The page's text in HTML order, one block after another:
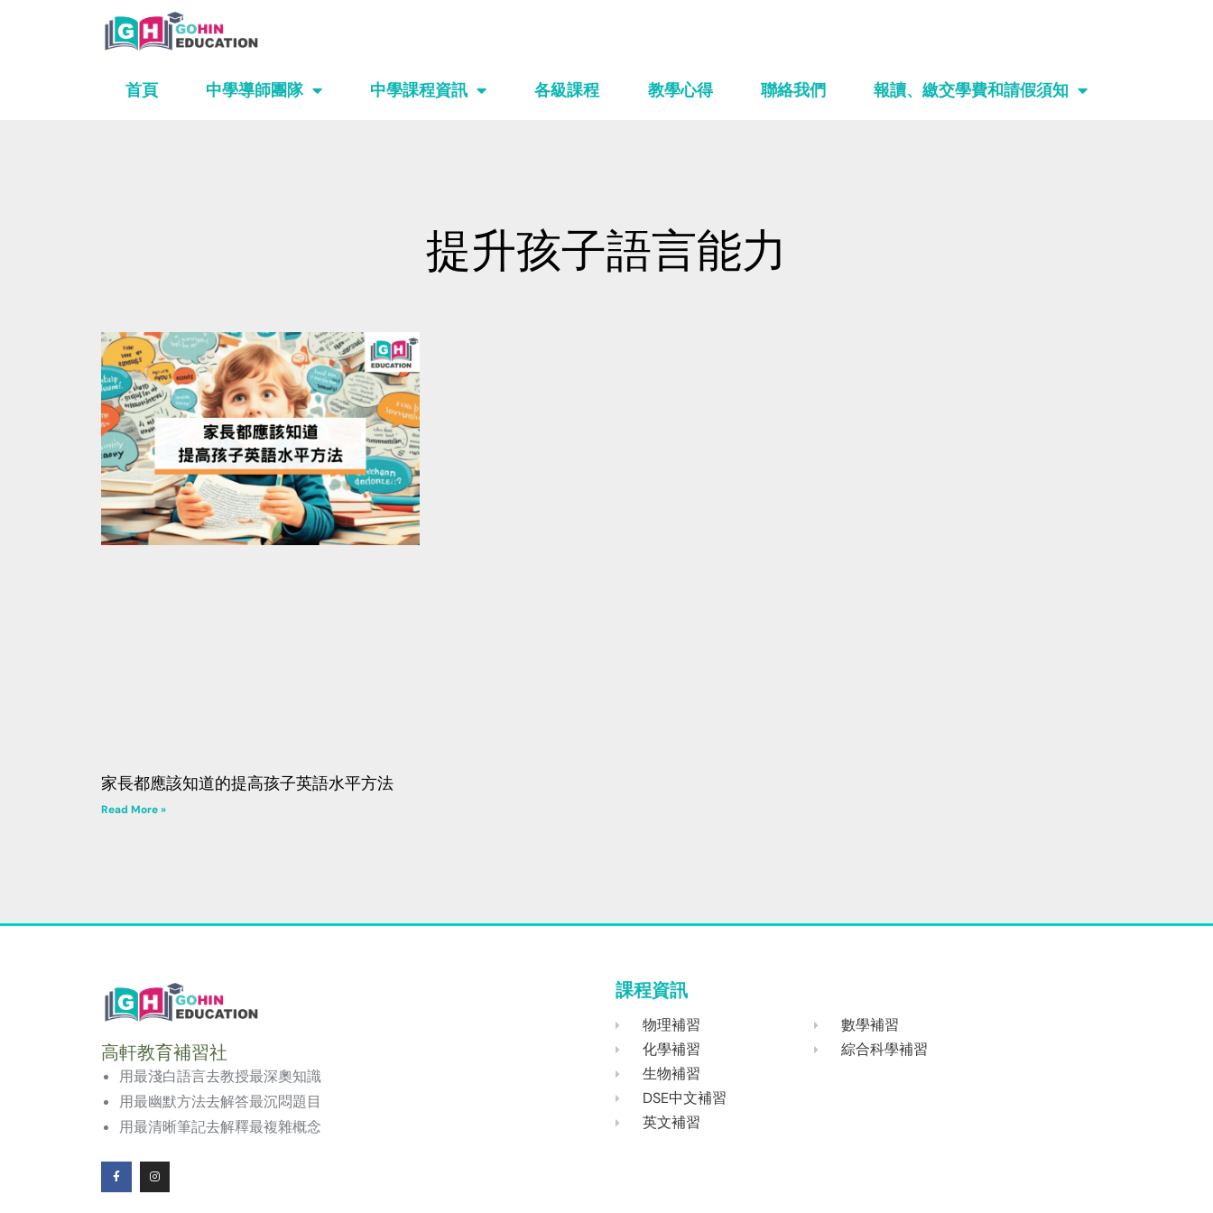
首頁 中學導師團隊 中學課程資訊 各級課程 教學心得 聯絡我們 報讀、繳交學費和請假須知
提升孩子語言能力
家長都應該知道的提高孩子英語水平方法
Read More »
高軒教育補習社
用最淺白語言去教授最深奧知識
用最幽默方法去解答最沉悶題目
用最清晰筆記去解釋最複雜概念
F
a
I
n
課程資訊
物理補習
化學補習
生物補習
DSE中文補習
英文補習
數學補習
綜合科學補習